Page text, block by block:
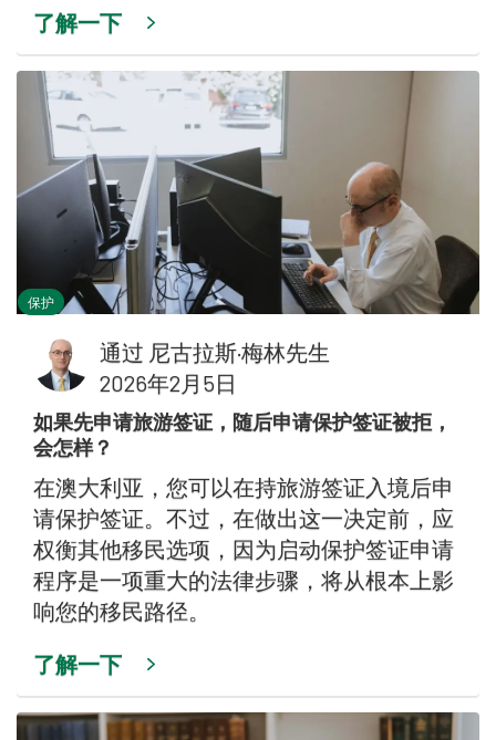
了解一下
保护
通过 尼古拉斯·梅林先生
2026年2月5日
如果先申请旅游签证，随后申请保护签证被拒，
会怎样？
在澳大利亚，您可以在持旅游签证入境后申
请保护签证。不过，在做出这一决定前，应
权衡其他移民选项，因为启动保护签证申请
程序是一项重大的法律步骤，将从根本上影
响您的移民路径。
了解一下